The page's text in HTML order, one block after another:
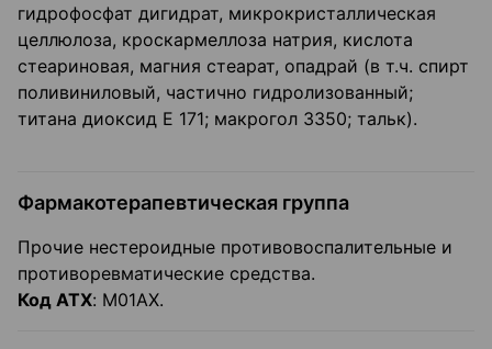
гидрофосфат дигидрат, микрокристаллическая
целлюлоза, кроскармеллоза натрия, кислота
стеариновая, магния стеарат, опадрай (в т.ч. спирт
поливиниловый, частично гидролизованный;
титана диоксид Е 171; макрогол 3350; тальк).
Фармакотерапевтическая группа
Прочие нестероидные противовоспалительные и
противоревматические средства.
Код АТХ: M01АХ.